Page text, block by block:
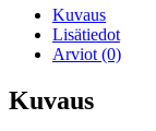
Heron
määrä
Kuvaus
Lisätiedot
Arviot (0)
Kuvaus